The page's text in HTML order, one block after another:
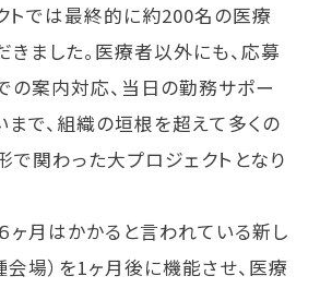
トでは最終的に約200名の医療
ました。医療者以外にも、応募
の案内対応、当日の勤務サポー
まで、組織の垣根を超えて多くの
で関わった大プロジェクトとなり
ヶ月はかかると言われている新し
場）を1ヶ月後に機能させ、医療